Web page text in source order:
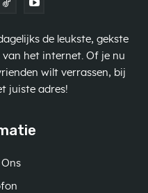
de leukste, gekste
het internet. Of je nu
wilt verrassen, bij
juiste adres!